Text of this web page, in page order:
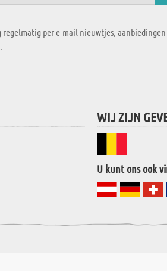
per e-mail nieuwtjes,
WIJ ZIJN
U kunt ons ook